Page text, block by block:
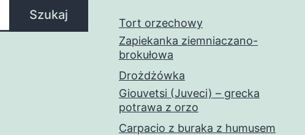
Szukaj
Tort orzechowy
Zapiekanka ziemniaczano-
brokułowa
Drożdżówka
Giouvetsi (Juveci) – grecka
potrawa z orzo
Carpacio z buraka z humusem